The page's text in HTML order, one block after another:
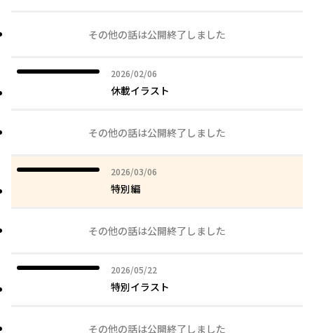
その他の話は公開終了しました
2026/02/06
2026年02月06日
休載イラスト
その他の話は公開終了しました
2026/03/06
2026年03月06日
特別編
その他の話は公開終了しました
2026/05/22
2026年05月22日
特別イラスト
その他の話は公開終了しました